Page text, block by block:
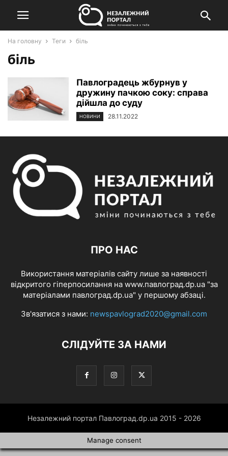
На головну Теги біль
біль
Павлоградець жбурнув у
дружину пачкою соку: справа
дійшла до суду
НОВИНИ 28.11.2022
ПРО НАС
Використання матеріалів сайту лише за наявності
відкритого гіперпосилання на www.павлоград.dp.ua "за
матеріалами павлоград.dp.ua" у першому абзаці.
Зв'язатися з нами: newspavlograd2020@gmail.com
СЛІДУЙТЕ ЗА НАМИ
Незалежний портал Павлоград.dp.ua 2015 - 2026
Manage consent